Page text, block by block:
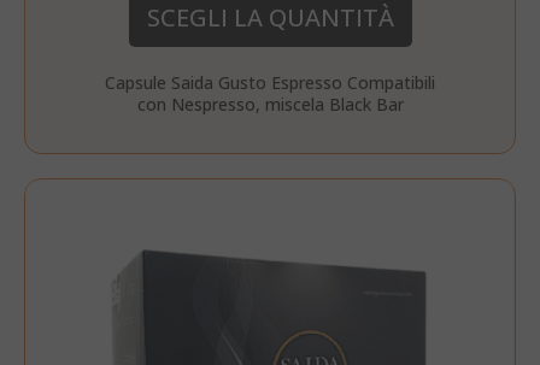
SCEGLI LA QUANTITÀ
Capsule Saida Gusto Espresso Compatibili
con Nespresso, miscela Black Bar